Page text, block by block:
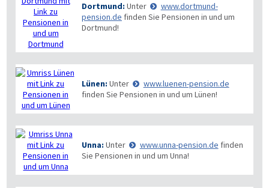
Dortmund: Unter
www.dortmund-
pension.de finden Sie Pensionen in und um
Dortmund!
Lünen: Unter
www.luenen-pension.de
finden Sie Pensionen in und um Lünen!
Unna: Unter www.unna-pension.de finden
Sie Pensionen in und um Unna!